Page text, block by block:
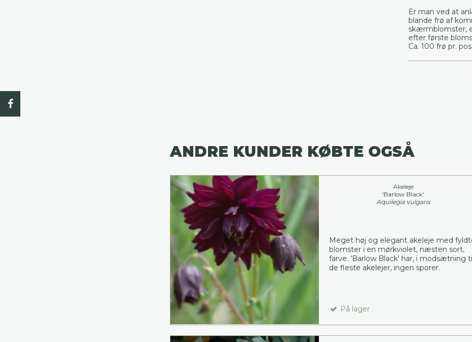
Er man ved at
blande frø af
skærmblomster,
efter første
Ca. 100 frø pr.
ANDRE KUNDER KØBTE OGSÅ
Akeleje
'Barlow Black'
Aquilegia vulgaris
Meget høj og elegant akeleje med
blomster i en mørkviolet, næsten sort,
farve. ’Barlow Black’ har, i modsætning
de fleste akelejer, ingen sporer.
På lager